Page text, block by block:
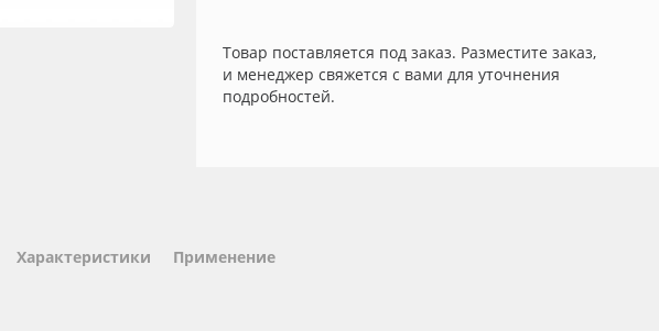
Товар поставляется под заказ. Разместите заказ,
и менеджер свяжется с вами для уточнения
подробностей.
Характеристики Применение